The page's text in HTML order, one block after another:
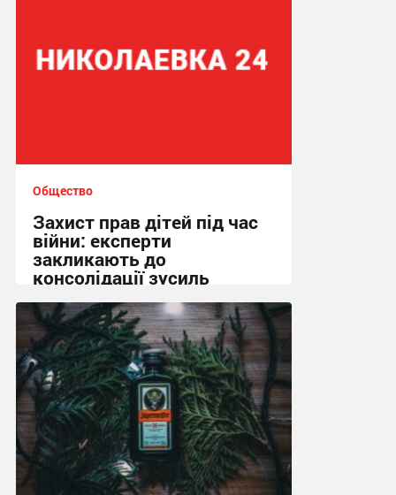
Общество
Захист прав дітей під час
війни: експерти
закликають до
консолідації зусиль
13:01, 15.02.2026